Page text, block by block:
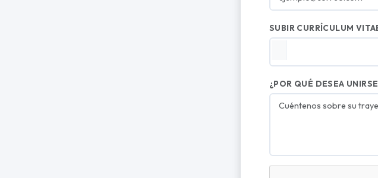
SUBIR CURRÍCULUM
¿POR QUÉ DESEA